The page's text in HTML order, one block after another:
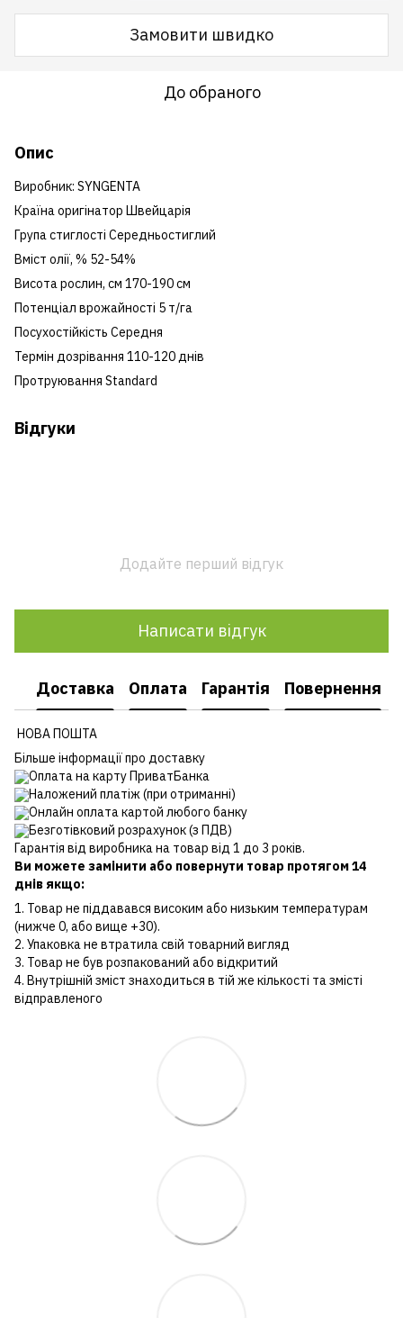
Замовити швидко
До обраного
Опис
Виробник: SYNGENTA
Країна оригінатор Швейцарія
Група стиглості Середньостиглий
Вміст олії, % 52-54%
Висота рослин, см 170-190 см
Потенціал врожайності 5 т/га
Посухостійкість Середня
Термін дозрівання 110-120 днів
Протруювання Standard
Відгуки
Додайте перший відгук
Написати відгук
Доставка Оплата Гарантія Повернення
НОВА ПОШТА
Більше інформації про доставку
Оплата на карту ПриватБанка
Наложений платіж (при отриманні)
Онлайн оплата картой любого банку
Безготівковий розрахунок (з ПДВ)
Гарантія від виробника на товар від 1 до 3 років.
Ви можете замінити або повернути товар протягом 14
днів якщо:
1. Товар не піддавався високим або низьким температурам
(нижче 0, або вище +30).
2. Упаковка не втратила свій товарний вигляд
3. Товар не був розпакований або відкритий
4. Внутрішній зміст знаходиться в тій же кількості та змісті
відправленого